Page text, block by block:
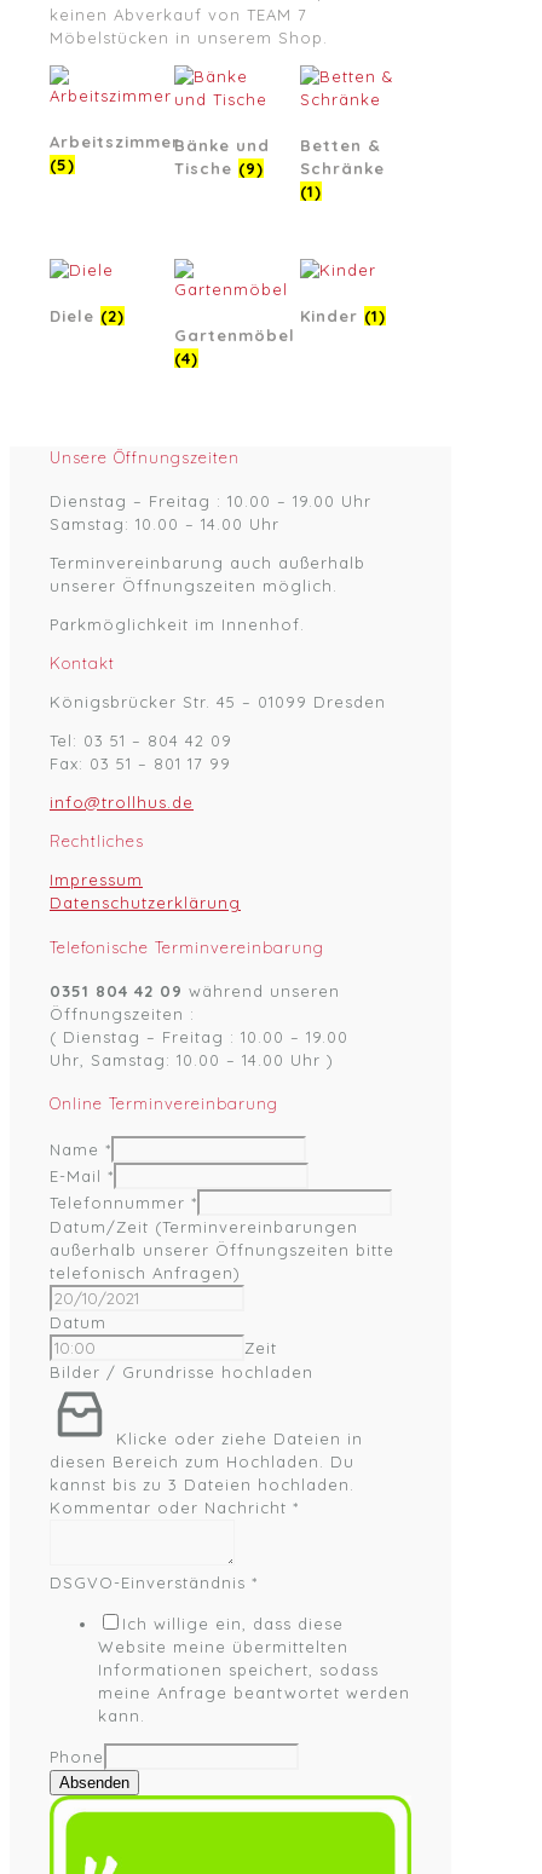
keinen Abverkauf von TEAM 7
Möbelstücken in unserem Shop.
Arbeitszimmer
(5)
Bänke und
Tische (9)
Betten &
Schränke
(1)
Diele (2)
Gartenmöbel
(4)
Kinder (1)
Unsere Öffnungszeiten
Dienstag – Freitag : 10.00 – 19.00 Uhr
Samstag: 10.00 – 14.00 Uhr
Terminvereinbarung auch außerhalb
unserer Öffnungszeiten möglich.
Parkmöglichkeit im Innenhof.
Kontakt
Königsbrücker Str. 45 – 01099 Dresden
Tel: 03 51 – 804 42 09
Fax: 03 51 – 801 17 99
info@trollhus.de
Rechtliches
Impressum
Datenschutzerklärung
Telefonische Terminvereinbarung
0351 804 42 09 während unseren
Öffnungszeiten :
( Dienstag – Freitag : 10.00 – 19.00
Uhr, Samstag: 10.00 – 14.00 Uhr )
Online Terminvereinbarung
Name *
E-Mail *
Telefonnummer *
Datum/Zeit (Terminvereinbarungen
außerhalb unserer Öffnungszeiten bitte
telefonisch Anfragen)
Datum
Zeit
Bilder / Grundrisse hochladen
Klicke oder ziehe Dateien in
diesen Bereich zum Hochladen. Du
kannst bis zu 3 Dateien hochladen.
Kommentar oder Nachricht *
DSGVO-Einverständnis *
Ich willige ein, dass diese
Website meine übermittelten
Informationen speichert, sodass
meine Anfrage beantwortet werden
kann.
Phone
Absenden